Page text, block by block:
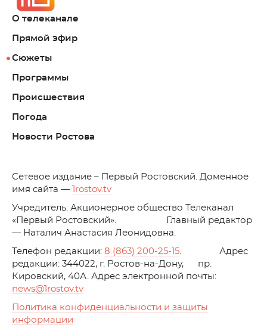
О телеканале
Прямой эфир
Сюжеты
Программы
Происшествия
Погода
Новости Ростова
Cетевое издание – Первый Ростовский. Доменное
имя сайта —
1rostov.tv
Учредитель: Акционерное общество Телеканал
«Первый Ростовский». Главный редактор
— Наталич Анастасия Леонидовна.
Телефон редакции: 8 (863) 200-25-15. Адрес
редакции: 344022, г. Ростов-на-Дону, пр.
Кировский, 40А. Адрес электронной почты:
news@1rostov.tv
Политика конфиденциальности и защиты
информации